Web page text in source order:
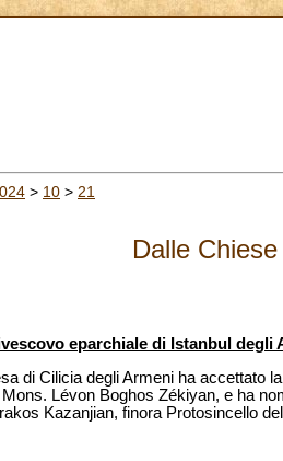
> 10 > 21
Dalle
eparchiale di Istanbul
di Cilicia degli Armeni ha accettato
Lévon Boghos Zékiyan, e ha
Kazanjian, finora Protosincello